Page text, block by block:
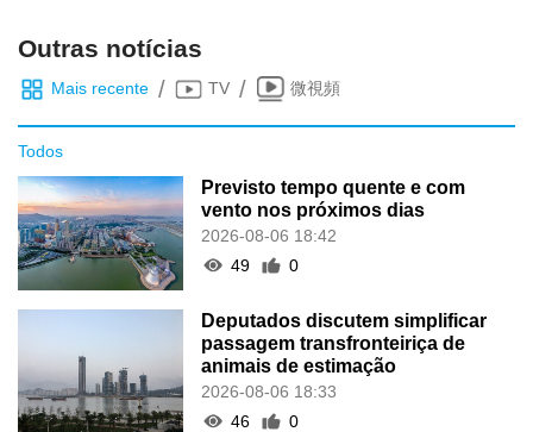
Outras notícias
Mais recente / TV / 微視頻
Todos
Previsto tempo quente e com
vento nos próximos dias
2026-08-06 18:42
49
0
Deputados discutem simplificar
passagem transfronteiriça de
animais de estimação
2026-08-06 18:33
46
0